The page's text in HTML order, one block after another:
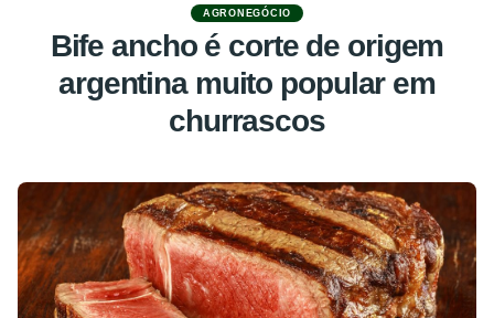
AGRONEGÓCIO
Bife ancho é corte de origem
argentina muito popular em
churrascos